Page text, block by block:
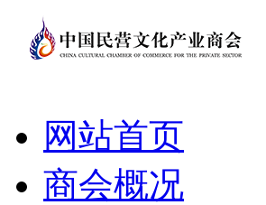
网站首页
商会概况